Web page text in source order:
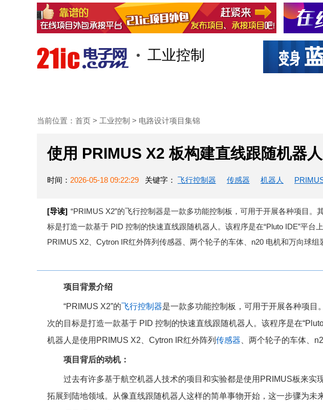
工业控制
当前位置： 首页 > 工业控制 > 电路设计项目集锦
使用 PRIMUS X2 板构建直线跟随机器人
时间： 2026-05-18 09:22:29 关键字： 飞行控制器 传感器 机器人
[导读] “PRIMUS X2”的飞行控制器是一款多功能控制板，可用于开展各种项目。
标是打造一款基于 PID 控制的快速直线跟随机器人。该程序是在“Pluto IDE”平台
PRIMUS X2、Cytron IR红外阵列传感器、两个轮子的车体、n20 电机和万向球组
项目背景介绍
“PRIMUS X2”的飞行控制器是一款多功能控制板，可用于开展各种项目
次的目标是打造一款基于 PID 控制的快速直线跟随机器人。该程序是在
机器人是使用PRIMUS X2、Cytron IR红外阵列 传感器 、两个轮子的车体、
项目背后的动机：
过去有许多基于航空机器人技术的项目和实验都是使用PRIMUS板来实
拓展到陆地领域。从像直线跟随机器人这样的简单事物开始，这一步骤为未